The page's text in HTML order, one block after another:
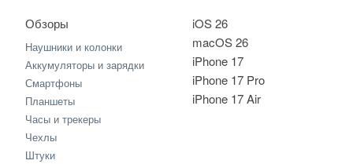
iOS 26
macOS 26
iPhone 17
iPhone 17 Pro
iPhone 17 Air
Обзоры
Наушники и колонки
Аккумуляторы и зарядки
Смартфоны
Планшеты
Часы и трекеры
Чехлы
Штуки